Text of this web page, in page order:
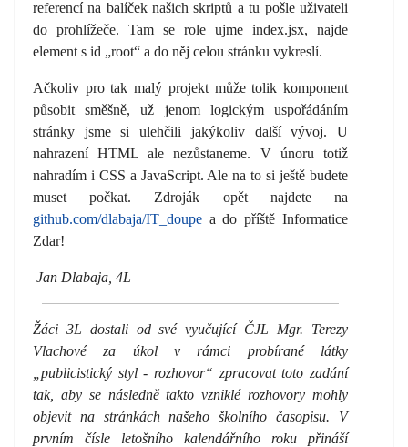
referencí na balíček našich skriptů a tu pošle uživateli
do prohlížeče. Tam se role ujme index.jsx, najde
element s id „root“ a do něj celou stránku vykreslí.
Ačkoliv pro tak malý projekt může tolik komponent
působit směšně, už jenom logickým uspořádáním
stránky jsme si ulehčili jakýkoliv další vývoj. U
nahrazení HTML ale nezůstaneme. V únoru totiž
nahradím i CSS a JavaScript. Ale na to si ještě budete
muset počkat. Zdroják opět najdete na
github.com/dlabaja/IT_doupe a do příště Informatice
Zdar!
Jan Dlabaja, 4L
Žáci 3L dostali od své vyučující ČJL Mgr. Terezy
Vlachové za úkol v rámci probírané látky
„publicistický styl - rozhovor“ zpracovat toto zadání
tak, aby se následně takto vzniklé rozhovory mohly
objevit na stránkách našeho školního časopisu. V
prvním čísle letošního kalendářního roku přináší